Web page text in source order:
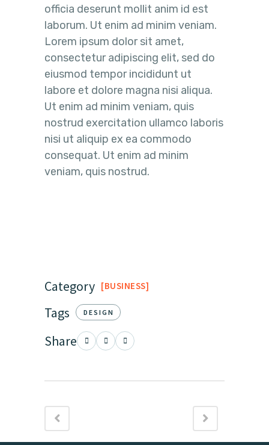
officia deserunt mollit anim id est
laborum. Ut enim ad minim veniam.
Lorem ipsum dolor sit amet,
consectetur adipiscing elit, sed do
eiusmod tempor incididunt ut
labore et dolore magna nisi aliqua.
Ut enim ad minim veniam, quis
nostrud exercitation ullamco laboris
nisi ut aliquip ex ea commodo
consequat. Ut enim ad minim
veniam, quis nostrud.
Category BUSINESS
Tags DESIGN
Share